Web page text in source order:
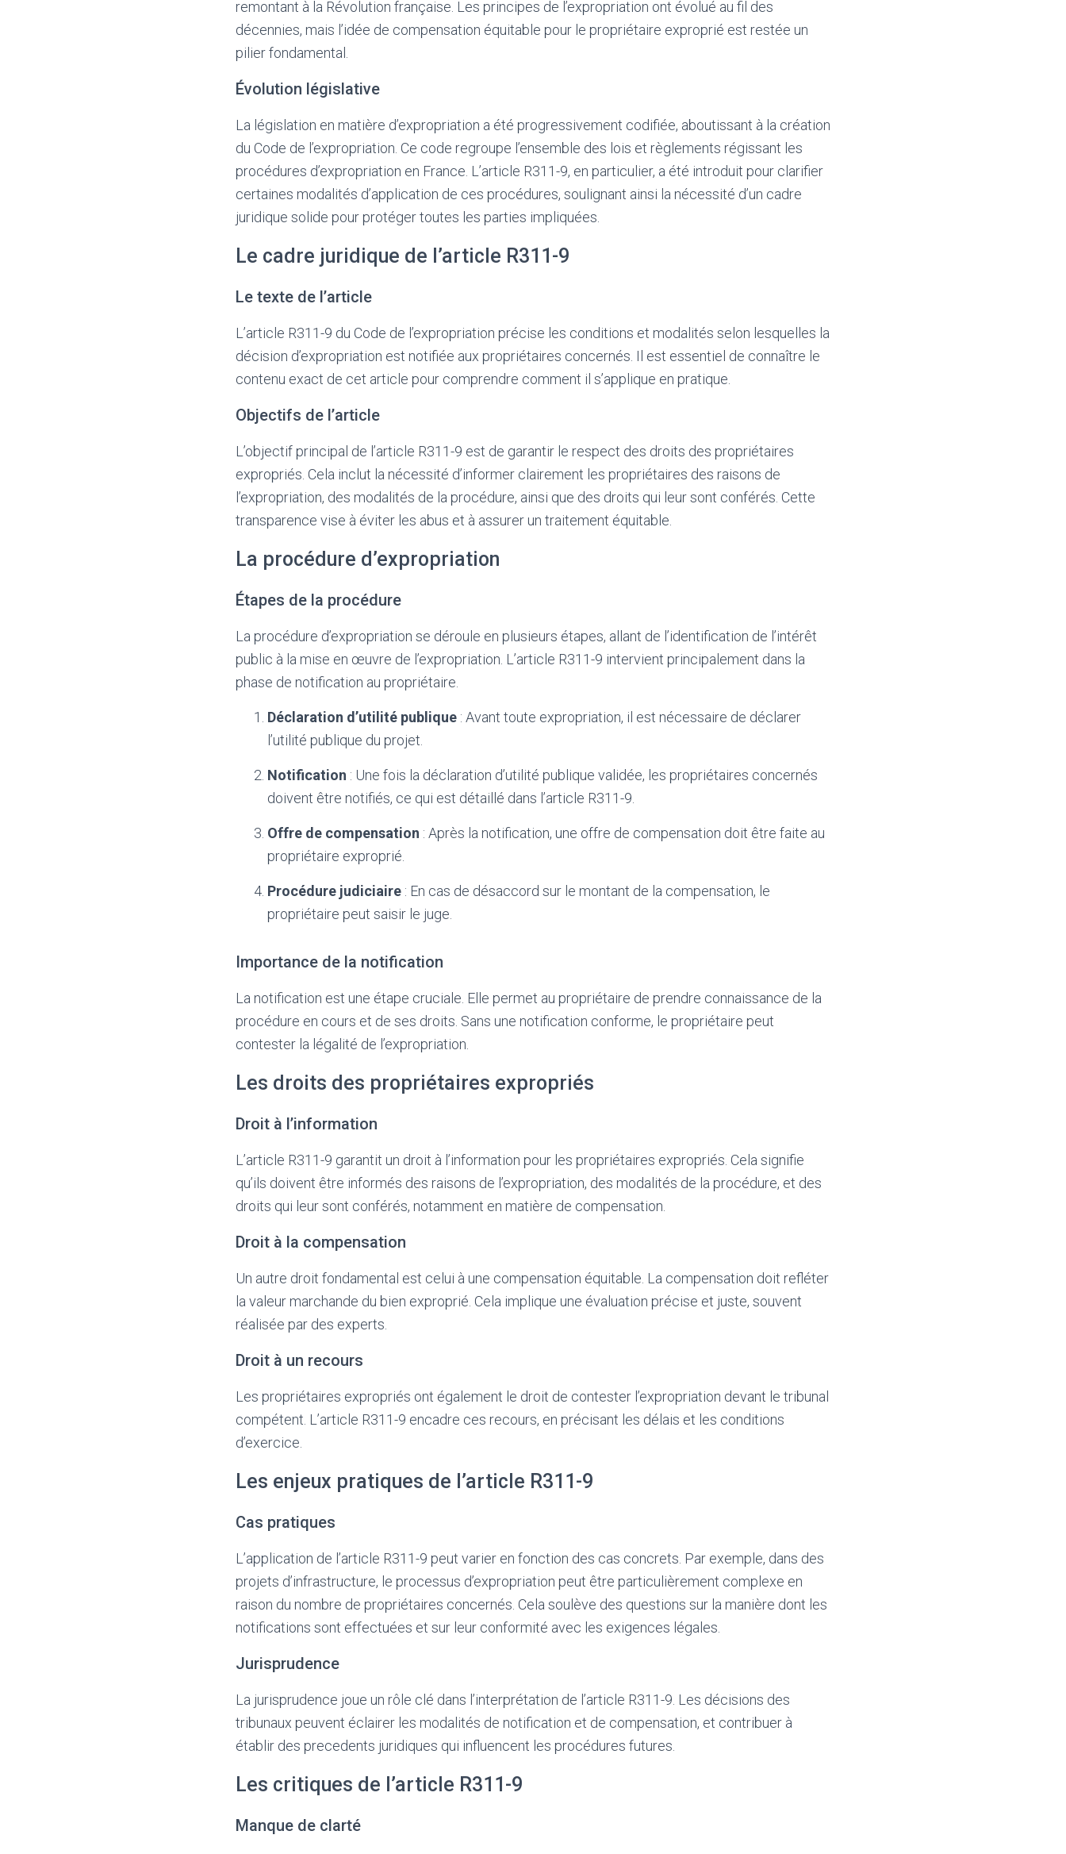
remontant à la Révolution française. Les principes de l’expropriation ont évolué au fil des
décennies, mais l’idée de compensation équitable pour le propriétaire exproprié est restée un
pilier fondamental.
Évolution législative
La législation en matière d’expropriation a été progressivement codifiée, aboutissant à la création
du Code de l’expropriation. Ce code regroupe l’ensemble des lois et règlements régissant les
procédures d’expropriation en France. L’article R311-9, en particulier, a été introduit pour clarifier
certaines modalités d’application de ces procédures, soulignant ainsi la nécessité d’un cadre
juridique solide pour protéger toutes les parties impliquées.
Le cadre juridique de l’article R311-9
Le texte de l’article
L’article R311-9 du Code de l’expropriation précise les conditions et modalités selon lesquelles la
décision d’expropriation est notifiée aux propriétaires concernés. Il est essentiel de connaître le
contenu exact de cet article pour comprendre comment il s’applique en pratique.
Objectifs de l’article
L’objectif principal de l’article R311-9 est de garantir le respect des droits des propriétaires
expropriés. Cela inclut la nécessité d’informer clairement les propriétaires des raisons de
l’expropriation, des modalités de la procédure, ainsi que des droits qui leur sont conférés. Cette
transparence vise à éviter les abus et à assurer un traitement équitable.
La procédure d’expropriation
Étapes de la procédure
La procédure d’expropriation se déroule en plusieurs étapes, allant de l’identification de l’intérêt
public à la mise en œuvre de l’expropriation. L’article R311-9 intervient principalement dans la
phase de notification au propriétaire.
Déclaration d’utilité publique : Avant toute expropriation, il est nécessaire de déclarer
l’utilité publique du projet.
Notification : Une fois la déclaration d’utilité publique validée, les propriétaires concernés
doivent être notifiés, ce qui est détaillé dans l’article R311-9.
Offre de compensation : Après la notification, une offre de compensation doit être faite au
propriétaire exproprié.
Procédure judiciaire : En cas de désaccord sur le montant de la compensation, le
propriétaire peut saisir le juge.
Importance de la notification
La notification est une étape cruciale. Elle permet au propriétaire de prendre connaissance de la
procédure en cours et de ses droits. Sans une notification conforme, le propriétaire peut
contester la légalité de l’expropriation.
Les droits des propriétaires expropriés
Droit à l’information
L’article R311-9 garantit un droit à l’information pour les propriétaires expropriés. Cela signifie
qu’ils doivent être informés des raisons de l’expropriation, des modalités de la procédure, et des
droits qui leur sont conférés, notamment en matière de compensation.
Droit à la compensation
Un autre droit fondamental est celui à une compensation équitable. La compensation doit refléter
la valeur marchande du bien exproprié. Cela implique une évaluation précise et juste, souvent
réalisée par des experts.
Droit à un recours
Les propriétaires expropriés ont également le droit de contester l’expropriation devant le tribunal
compétent. L’article R311-9 encadre ces recours, en précisant les délais et les conditions
d’exercice.
Les enjeux pratiques de l’article R311-9
Cas pratiques
L’application de l’article R311-9 peut varier en fonction des cas concrets. Par exemple, dans des
projets d’infrastructure, le processus d’expropriation peut être particulièrement complexe en
raison du nombre de propriétaires concernés. Cela soulève des questions sur la manière dont les
notifications sont effectuées et sur leur conformité avec les exigences légales.
Jurisprudence
La jurisprudence joue un rôle clé dans l’interprétation de l’article R311-9. Les décisions des
tribunaux peuvent éclairer les modalités de notification et de compensation, et contribuer à
établir des precedents juridiques qui influencent les procédures futures.
Les critiques de l’article R311-9
Manque de clarté